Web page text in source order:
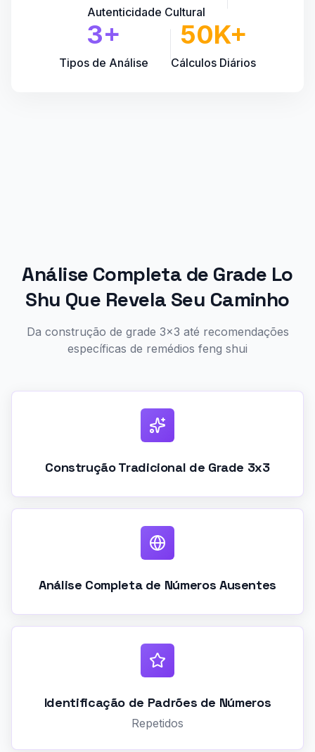
Autenticidade Cultural
3+
Tipos de Análise
50K+
Cálculos Diários
Análise Completa de Grade Lo
Shu Que Revela Seu Caminho
Da construção de grade 3x3 até recomendações
específicas de remédios feng shui
Construção Tradicional de Grade 3x3
Análise Completa de Números Ausentes
Identificação de Padrões de Números
Repetidos